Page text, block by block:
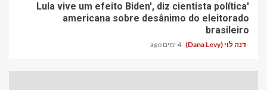
'Lula vive um efeito Biden', diz cientista política
americana sobre desânimo do eleitorado
brasileiro
דנה לוי (Dana Levy) 4 ימים ago